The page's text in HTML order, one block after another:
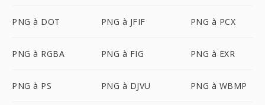
PNG à DOT PNG à JFIF PNG à PCX
PNG à RGBA PNG à FIG PNG à EXR
PNG à PS PNG à DJVU PNG à WBMP